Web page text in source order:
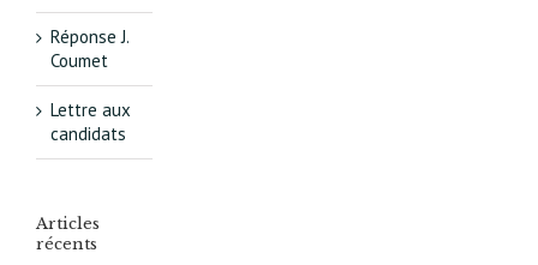
Réponse J.
Coumet
Lettre aux
candidats
Articles
récents